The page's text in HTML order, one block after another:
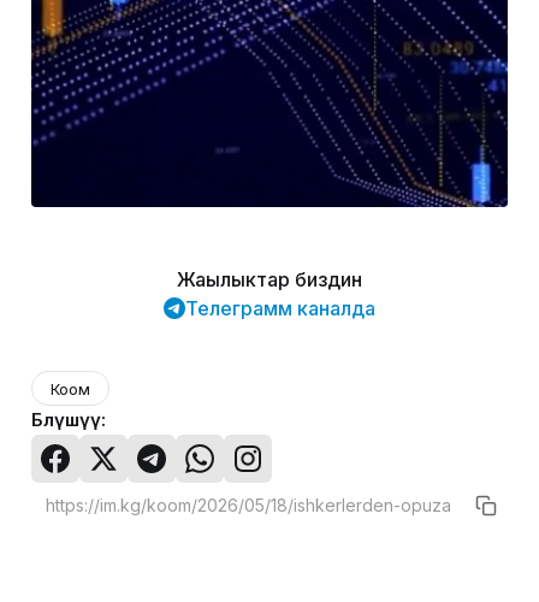
Жаңылыктар биздин
Телеграмм каналда
Коом
Бөлүшүү: